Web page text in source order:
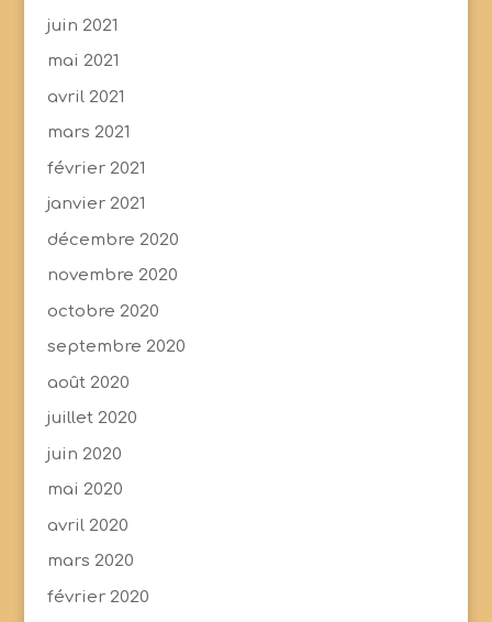
juin 2021
mai 2021
avril 2021
mars 2021
février 2021
janvier 2021
décembre 2020
novembre 2020
octobre 2020
septembre 2020
août 2020
juillet 2020
juin 2020
mai 2020
avril 2020
mars 2020
février 2020